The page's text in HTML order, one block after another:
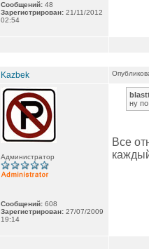
Сообщений: 48
Зарегистрирован: 21/11/2012
02:54
Kazbek
Администратор
Сообщений: 608
Зарегистрирован: 27/07/2009
19:14
ну
Все